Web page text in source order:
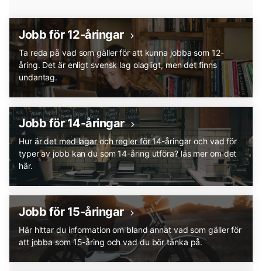
Jobb för 12-åringar
Ta reda på vad som gäller för att kunna jobba som 12-
åring. Det är enligt svensk lag olagligt, men det finns
undantag.
Jobb för 14-åringar
Hur är det med lagar och regler för 14-åringar och vad för
typer av jobb kan du som 14-åring utföra? läs mer om det
här.
Jobb för 15-åringar
Här hittar du information om bland annat vad som gäller för
att jobba som 15-åring och vad du bör tänka på.